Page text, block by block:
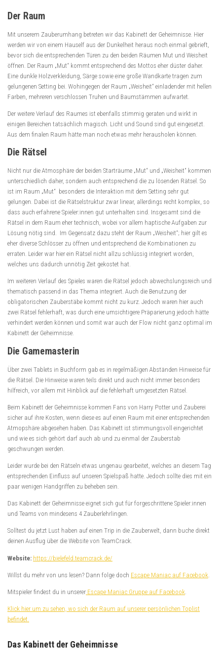
Der Raum
Mit unserem Zauberumhang betreten wir das Kabinett der Geheimnisse. Hier
werden wir von einem Hauself aus der Dunkelheit heraus noch einmal gebrieft,
bevor sich die entsprechenden Türen zu den beiden Räumen Mut und Weisheit
öffnen. Der Raum „Mut“ kommt entsprechend des Mottos eher düster daher.
Eine dunkle Holzverkleidung, Särge sowie eine große Wandkarte tragen zum
gelungenen Setting bei. Wohingegen der Raum „Weisheit“ einladender mit hellen
Farben, mehreren verschlossen Truhen und Baumstämmen aufwartet.
Der weitere Verlauf des Raumes ist ebenfalls stimmig geraten und wirkt in
einigen Bereichen tatsächlich magisch. Licht und Sound sind gut eingesetzt.
Aus dem finalen Raum hätte man noch etwas mehr herausholen können.
Die Rätsel
Nicht nur die Atmosphäre der beiden Starträume „Mut“ und „Weisheit“ kommen
unterschiedlich daher, sondern auch entsprechend die zu lösenden Rätsel. So
ist im Raum „Mut“ besonders die Interaktion mit dem Setting sehr gut
gelungen. Dabei ist die Rätselstruktur zwar linear, allerdings recht komplex, so
dass auch erfahrene Spieler:innen gut unterhalten sind. Insgesamt sind die
Rätsel in dem Raum eher technisch, wobei vor allem haptische Aufgaben zur
Lösung nötig sind. Im Gegensatz dazu steht der Raum „Weisheit“; hier gilt es
eher diverse Schlösser zu öffnen und entsprechend die Kombinationen zu
erraten. Leider war hier ein Rätsel nicht allzu schlüssig integriert worden,
welches uns dadurch unnötig Zeit gekostet hat.
Im weiteren Verlauf des Spieles waren die Rätsel jedoch abwechslungsreich und
thematisch passend in das Thema integriert. Auch die Benutzung der
obligatorischen Zauberstäbe kommt nicht zu kurz. Jedoch waren hier auch
zwei Rätsel fehlerhaft, was durch eine umsichtigere Präparierung jedoch hätte
verhindert werden können und somit war auch der Flow nicht ganz optimal im
Kabinett der Geheimnisse.
Die Gamemasterin
Über zwei Tablets in Buchform gab es in regelmäßigen Abständen Hinweise für
die Rätsel. Die Hinweise waren teils direkt und auch nicht immer besonders
hilfreich, vor allem mit Hinblick auf die fehlerhaft umgesetzten Rätsel.
Beim Kabinett der Geheimnisse kommen Fans von Harry Potter und Zauberei
sicher auf ihre Kosten, wenn diese es auf einen Raum mit einer entsprechenden
Atmopshäre abgesehen haben. Das Kabinett ist stimmungsvoll eingerichtet
und wie es sich gehört darf auch ab und zu einmal der Zauberstab
geschwungen werden.
Leider wurde bei den Rätseln etwas ungenau gearbeitet, welches an diesem Tag
entsprechenden Einfluss auf unseren Spielspaß hatte. Jedoch sollte dies mit ein
paar wenigen Handgriffen zu beheben sein.
Das Kabinett der Geheimnisse eignet sich gut für forgeschrittene Spieler:innen
und Teams von mindesens 4 Zauberlehrlingen.
Solltest du jetzt Lust haben auf einen Trip in die Zauberwelt, dann buche direkt
deinen Ausflug über die Website von TeamCrack.
Website: https://bielefeld.teamcrack.de/
Willst du mehr von uns lesen? Dann folge doch Escape Maniac auf Facebook
Mitspieler findest du in unserer Escape Maniac Gruppe auf Facebook
Klick hier um zu sehen, wo sich der Raum auf unserer persönlichen Toplist
befindet.
Das Kabinett der Geheimnisse